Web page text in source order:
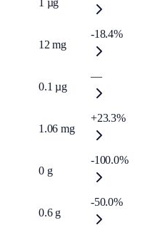
1 µg
12 mg
-18.4%
0.1 µg
—
1.06 mg
+23.3%
0 g
-100.0%
0.6 g
-50.0%